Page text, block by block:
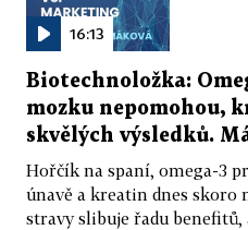
16:13
Biotechnoložka:
mozku nepomohou,
skvělých výsledků.
Hořčík na spaní, omega-3
únavě a kreatin dnes skoro
stravy slibuje řadu benefitů,